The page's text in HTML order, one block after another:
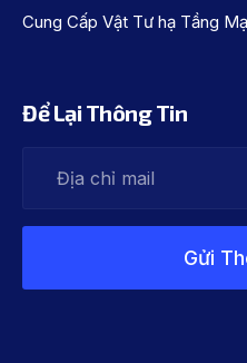
Cung Cấp Vật Tư hạ Tầng
Để Lại Thông Tin